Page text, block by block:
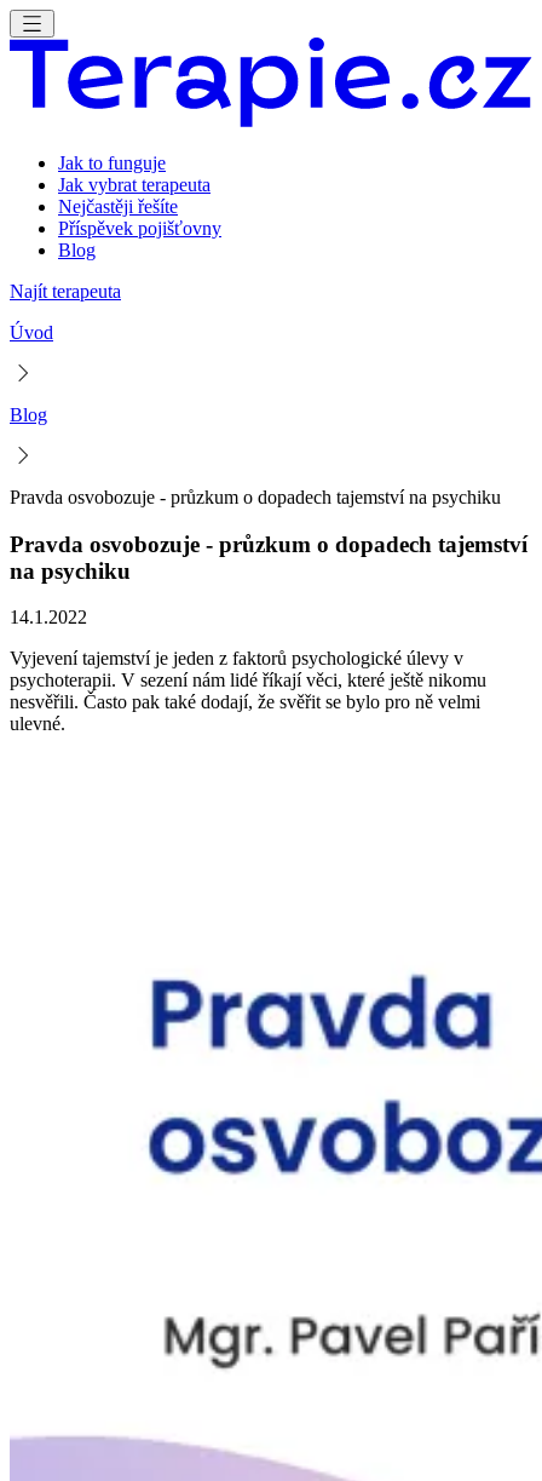
Jak to funguje
Jak vybrat terapeuta
Nejčastěji řešíte
Příspěvek pojišťovny
Blog
Najít terapeuta
Úvod
Blog
Pravda osvobozuje - průzkum o dopadech tajemství na psychiku
Pravda osvobozuje - průzkum o dopadech tajemství
na psychiku
14.1.2022
Vyjevení tajemství je jeden z faktorů psychologické úlevy v
psychoterapii. V sezení nám lidé říkají věci, které ještě nikomu
nesvěřili. Často pak také dodají, že svěřit se bylo pro ně velmi
ulevné.